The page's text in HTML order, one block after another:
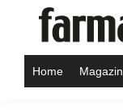
primary
main
primary
footerFarmacia.it
magazine
Home